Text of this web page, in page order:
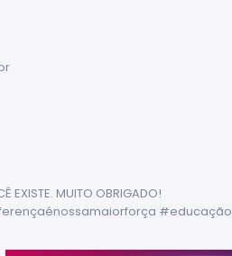
EXISTE. MUITO OBRIGADO!
#educação